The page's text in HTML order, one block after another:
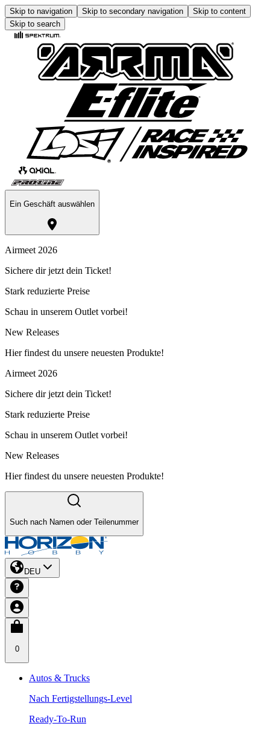
Skip to navigation Skip to secondary navigation
Skip to content
Skip to search
Ein Geschäft auswählen
Airmeet 2026
Sichere dir jetzt dein Ticket!
Stark reduzierte Preise
Schau in unserem Outlet vorbei!
New Releases
Hier findest du unsere neuesten Produkte!
Airmeet 2026
Sichere dir jetzt dein Ticket!
Stark reduzierte Preise
Schau in unserem Outlet vorbei!
New Releases
Hier findest du unsere neuesten Produkte!
Such nach Namen oder Teilenummer
DEU
0
Autos & Trucks
Nach Fertigstellungs-Level
Ready-To-Run